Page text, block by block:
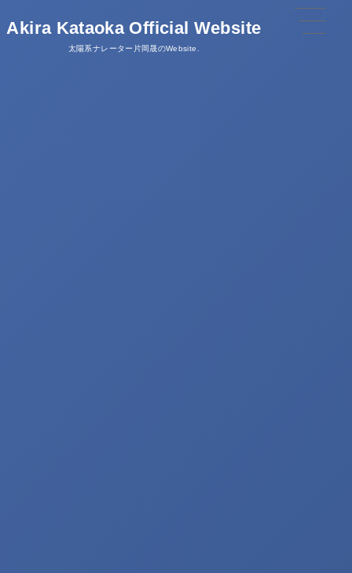
Akira Kataoka Official Website
太陽系ナレーター片岡晟のWebsite.